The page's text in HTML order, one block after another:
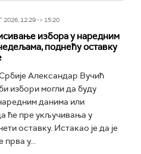
12:29 -> 15:20
избора у наредним
поднећу оставку
Александар Вучић
избори могли да буду
данима или
ће пре укључивања у
оставку. Истакао је да је
прва у...